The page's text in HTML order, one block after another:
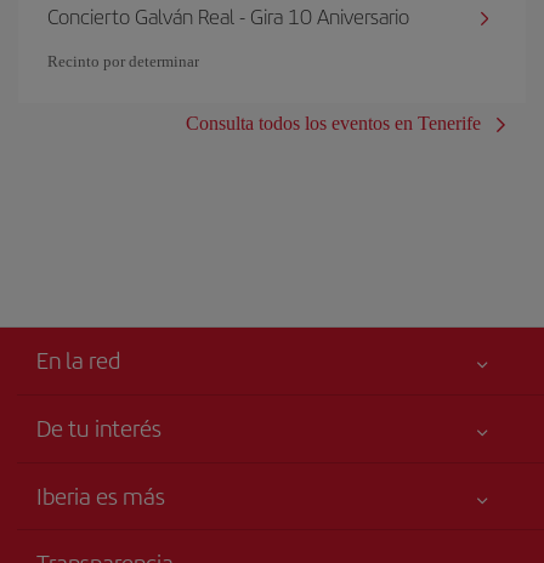
Concierto Galván Real - Gira 10 Aniversario
Recinto por determinar
Consulta todos los eventos en Tenerife
En la red
De tu interés
Accesibilidad
Iberia es más